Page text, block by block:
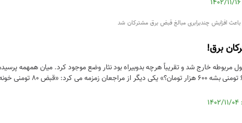
افزایش چندبرابری مبالغ قبض برق مشترکان شد
برق!
مربوطه خارج شد و تقریباً هرچه بدوبیراه بود نثار وضع موجود کرد. میان همهمه
رو ببین، چطور می‌شه که قبض 60